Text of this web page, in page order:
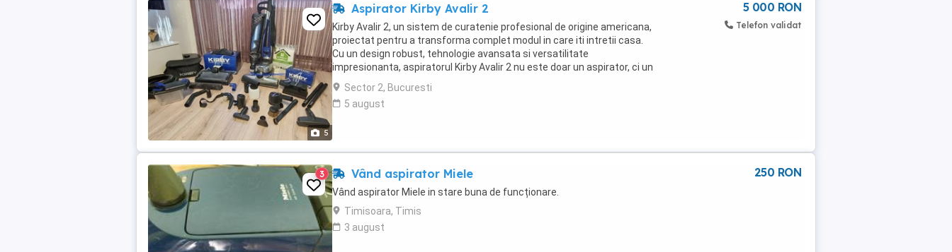
5
Aspirator Kirby Avalir 2
Kirby Avalir 2, un sistem de curatenie profesional de origine americana,
proiectat pentru a transforma complet modul in care iti intretii casa.
Cu un design robust, tehnologie avansata si versatilitate
impresionanta, aspiratorul Kirby Avalir 2 nu este doar un aspirator, ci un
sistem complet de curatenie ...
Sector 2, Bucuresti
5 august
5 000 RON
Telefon validat
3 Vând aspirator Miele
Vând aspirator Miele in stare buna de funcționare.
Timisoara, Timis
3 august
250 RON